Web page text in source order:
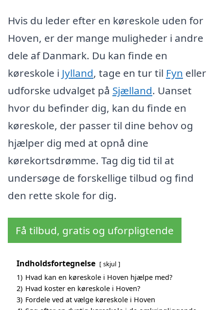
Hvis du leder efter en køreskole uden for
Hoven, er der mange muligheder i andre
dele af Danmark. Du kan finde en
køreskole i Jylland, tage en tur til Fyn eller
udforske udvalget på Sjælland. Uanset
hvor du befinder dig, kan du finde en
køreskole, der passer til dine behov og
hjælper dig med at opnå dine
kørekortsdrømme. Tag dig tid til at
undersøge de forskellige tilbud og find
den rette skole for dig.
Få tilbud, gratis og uforpligtende
Indholdsfortegnelse skjul
1) Hvad kan en køreskole i Hoven hjælpe med?
2) Hvad koster en køreskole i Hoven?
3) Fordele ved at vælge køreskole i Hoven